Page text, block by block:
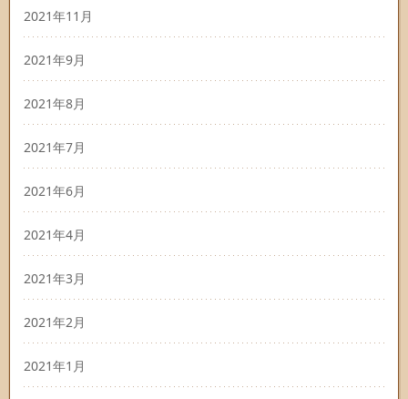
2021年11月
2021年9月
2021年8月
2021年7月
2021年6月
2021年4月
2021年3月
2021年2月
2021年1月